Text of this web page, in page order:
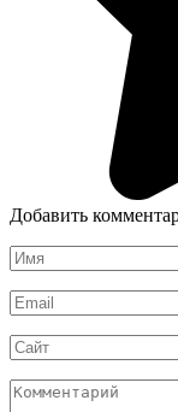
Добавить
Имя
*
Email
*
Сайт
Комментарий